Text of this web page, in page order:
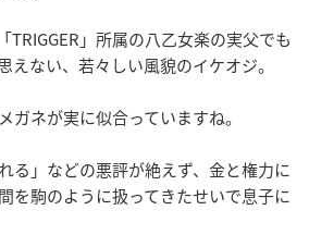
TRIGGER」所属の八乙女楽の実父でも
えない、若々しい風貌のイケオジ。
ガネが実に似合っていますね。
る」などの悪評が絶えず、金と権力に
を駒のように扱ってきたせいで息子に